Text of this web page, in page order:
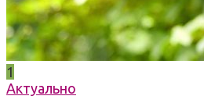
1
Актуально